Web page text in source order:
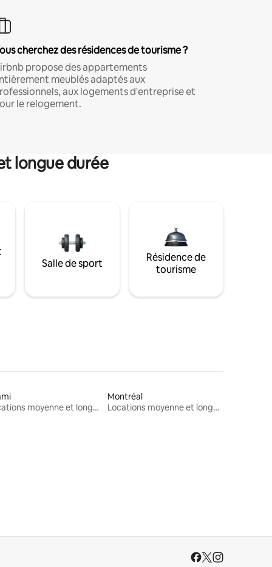
cherchez des résidences de tourisme ?
propose des appartements
meublés adaptés aux
aux logements d'entreprise et
le relogement.
longue durée
Salle de sport
Résidence de
tourisme
Locations moyenne et longue durée
Montréal
Locations moyenne et longue durée